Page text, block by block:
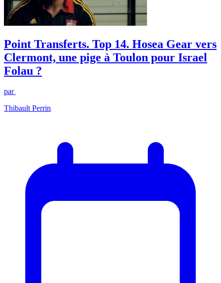
Point Transferts. Top 14. Hosea Gear vers
Clermont, une pige à Toulon pour Israel
Folau ?
par
Thibault Perrin